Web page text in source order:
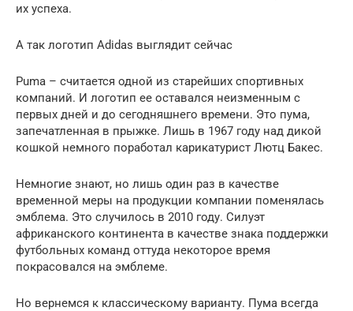
их успеха.
А так логотип Adidas выглядит сейчас
Puma – считается одной из старейших спортивных
компаний. И логотип ее оставался неизменным с
первых дней и до сегодняшнего времени. Это пума,
запечатленная в прыжке. Лишь в 1967 году над дикой
кошкой немного поработал карикатурист Лютц Бакес.
Немногие знают, но лишь один раз в качестве
временной меры на продукции компании поменялась
эмблема. Это случилось в 2010 году. Силуэт
африканского континента в качестве знака поддержки
футбольных команд оттуда некоторое время
покрасовался на эмблеме.
Но вернемся к классическому варианту. Пума всегда